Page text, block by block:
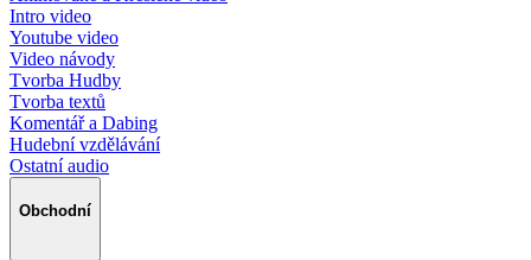
Intro video
Youtube video
Video návody
Tvorba Hudby
Tvorba textů
Komentář a Dabing
Hudební vzdělávání
Ostatní audio
Obchodní